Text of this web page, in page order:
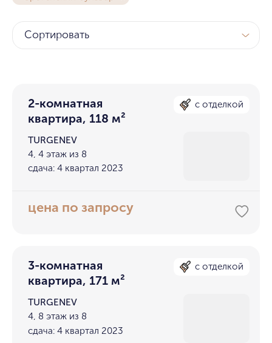
Сортировать
2-комнатная
квартира, 118 м²
с отделкой
TURGENEV
4, 4 этаж из 8
сдача: 4 квартал 2023
цена по запросу
3-комнатная
квартира, 171 м²
с отделкой
TURGENEV
4, 8 этаж из 8
сдача: 4 квартал 2023